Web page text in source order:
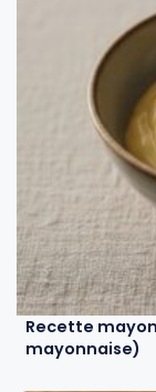
Recette
mayonnaise)